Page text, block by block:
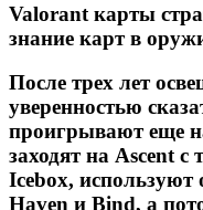
Valorant карты
знание карт в
После трех лет
уверенностью
проигрывают еще
заходят на Ascent
Icebox, используют
Haven и Bind, а